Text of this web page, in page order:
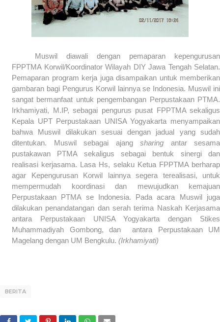
Muswil diawali dengan pemaparan kepengurusan
FPPTMA Korwil/Koordinator Wilayah DIY Jawa Tengah Selatan.
Pemaparan program kerja juga disampaikan untuk memberikan
gambaran bagi Pengurus Korwil lainnya se Indonesia. Muswil ini
sangat bermanfaat untuk pengembangan Perpustakaan PTMA.
Irkhamiyati, M.IP, sebagai pengurus pusat FPPTMA sekaligus
Kepala UPT Perpustakaan UNISA Yogyakarta menyampaikan
bahwa Muswil dilakukan sesuai dengan jadual yang sudah
ditentukan. Muswil sebagai ajang sharing antar sesama
pustakawan PTMA sekaligus sebagai bentuk sinergi dan
realisasi kerjasama. Lasa Hs, selaku Ketua FPPTMA berharap
agar Kepengurusan Korwil lainnya segera terealisasi, untuk
mempermudah koordinasi dan mewujudkan kemajuan
Perpustakaan PTMA se Indonesia. Pada acara Muswil juga
dilakukan penandatangan dan serah terima Naskah Kerjasama
antara Perpustakaan UNISA Yogyakarta dengan Stikes
Muhammadiyah Gombong, dan antara Perpustakaan UM
Magelang dengan UM Bengkulu. (Irkhamiyati)
BERITA